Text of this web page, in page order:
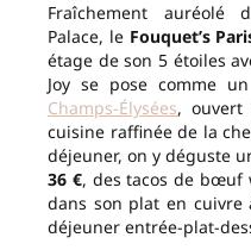
Fraîchement auréolé
Palace, le Fouquet’s
étage de son 5 étoiles
Joy se pose comme
Champs-Élysées, ouvert
cuisine raffinée de la
déjeuner, on y déguste
36 €, des tacos de bœuf
dans son plat en cuivre
déjeuner entrée-plat-